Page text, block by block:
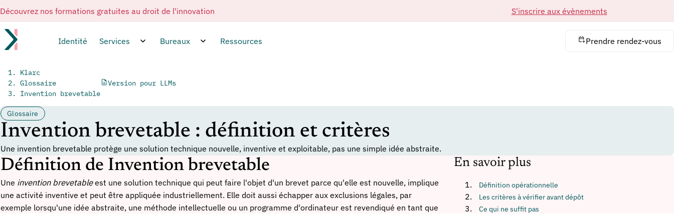
Découvrez nos formations gratuites au droit de l'innovation S'inscrire aux évènements
Identité Services Bureaux Ressources Prendre rendez-vous
Klarc
Glossaire
Invention brevetable
Version pour LLMs
Glossaire
Invention brevetable : définition et critères
Une invention brevetable protège une solution technique nouvelle, inventive et exploitable, pas une simple idée abstraite.
Définition de Invention brevetable
Une invention brevetableest une solution technique qui peut faire l'objet d'un brevet parce qu'elle est nouvelle, implique
une activité inventive et peut être appliquée industriellement. Elle doit aussi échapper aux exclusions légales, par
exemple lorsqu'une idée abstraite, une méthode intellectuelle ou un programme d'ordinateur est revendiqué en tant que
En savoir plus
Définition opérationnelle
Les critères à vérifier avant dépôt
Ce qui ne suffit pas